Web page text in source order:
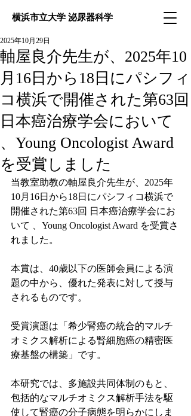
横浜市立大学 泌尿器科学
軸屋良介先生が、2025年10
月16日から18日にパシフィ
コ横浜で開催された第63回
日本癌治療学会において
、Young Oncologist Award
を受賞しました
2025年10月29日
当教室助教の軸屋良介先生が、2025年
10月16日から18日にパシフィコ横浜で
開催された第63回 日本癌治療学会にお
いて 、Young Oncologist Award を受賞さ
れました。
本賞は、40歳以下の医師会員による演
題の中から、優れた発表に対して授与
されるものです。
受賞演題は「希少腎癌の統合的マルチ
オミクス解析による腎細胞癌の精密医
療基盤の構築」です。
本研究では、多施設共同体制のもと、
包括的なマルチオミクス解析手法を駆
使して腎癌の分子病態を明らかにしま